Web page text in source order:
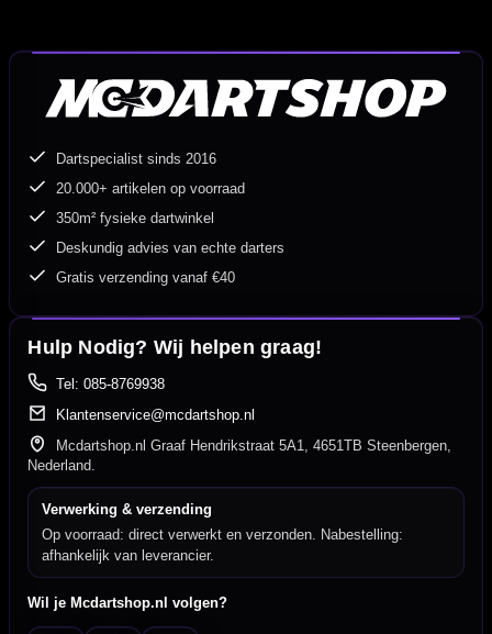
Dartspecialist sinds 2016
20.000+ artikelen op voorraad
350m² fysieke dartwinkel
Deskundig advies van echte darters
Gratis verzending vanaf €40
Hulp Nodig? Wij helpen graag!
Tel: 085-8769938
Klantenservice@mcdartshop.nl
Mcdartshop.nl Graaf Hendrikstraat 5A1, 4651TB Steenbergen,
Nederland.
Verwerking & verzending
Op voorraad: direct verwerkt en verzonden. Nabestelling:
afhankelijk van leverancier.
Wil je Mcdartshop.nl volgen?